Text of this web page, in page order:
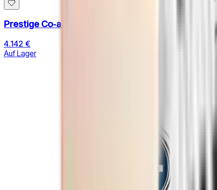
Prestige Co‑axial 39.5 MM
4.142 €
Auf Lager